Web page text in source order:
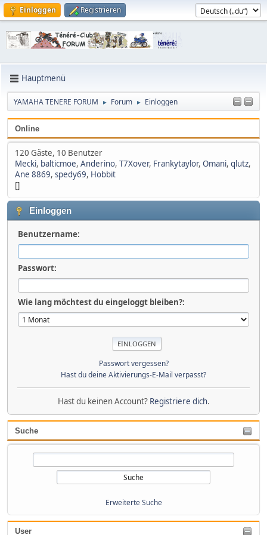
Einloggen Registrieren
Hauptmenü
YAMAHA TENERE FORUM ► Forum ► Einloggen
Suche
Erweiterte Suche
User
Online
120 Gäste, 10 Benutzer
Mecki, balticmoe, Anderino, T7Xover, Frankytaylor, Omani, qlutz,
Ane 8869, spedy69, Hobbit
[]
Einloggen
Benutzername:
Passwort:
Wie lang möchtest du eingeloggt bleiben?:
Passwort vergessen?
Hast du deine Aktivierungs-E-Mail verpasst?
Hast du keinen Account? Registriere dich.